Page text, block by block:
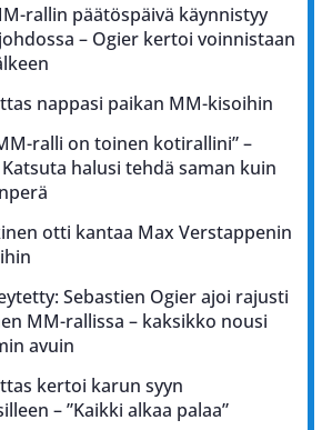
rallin päätöspäivä käynnistyy
– Ogier kertoi voinnistaan
nappasi paikan MM-kisoihin
ralli on toinen kotirallini” –
halusi tehdä saman kuin
otti kantaa Max Verstappenin
Sebastien Ogier ajoi rajusti
MM-rallissa – kaksikko nousi
avuin
kertoi karun syyn
– ”Kaikki alkaa palaa”